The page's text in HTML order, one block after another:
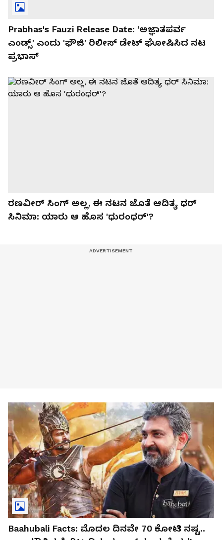
Prabhas's Fauzi Release Date: 'ಅಜ್ಞಾತಪರ್ವ
ಎಂಡ್ಸ್' ಎಂದು 'ಫೌಜಿ' ರಿಲೀಸ್ ಡೇಟ್‌ ಘೋಷಿಸಿದ‌ ನಟ
ಪ್ರಭಾಸ್
ರಣವೀರ್ ಸಿಂಗ್ ಅಲ್ಲ, ಈ ನಟನ ಜೊತೆ ಆದಿತ್ಯ ಧರ್
ಸಿನಿಮಾ: ಯಾರು ಆ ಹೊಸ 'ಧುರಂಧರ್'?
Baahubali Facts: ಮೊದಲ ದಿನವೇ 70 ಕೋಟಿ ನಷ್ಟ..